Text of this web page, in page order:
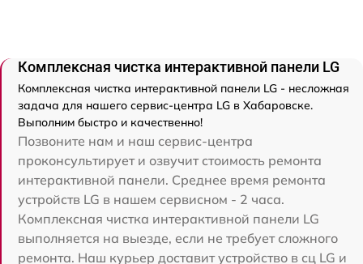
Комплексная чистка интерактивной панели LG
Комплексная чистка интерактивной панели LG - несложная
задача для нашего сервис-центра LG в Хабаровске.
Выполним быстро и качественно!
Позвоните нам и наш сервис-центра
проконсультирует и озвучит стоимость ремонта
интерактивной панели. Среднее время ремонта
устройств LG в нашем сервисном - 2 часа.
Комплексная чистка интерактивной панели LG
выполняется на выезде, если не требует сложного
ремонта. Наш курьер доставит устройство в сц LG и